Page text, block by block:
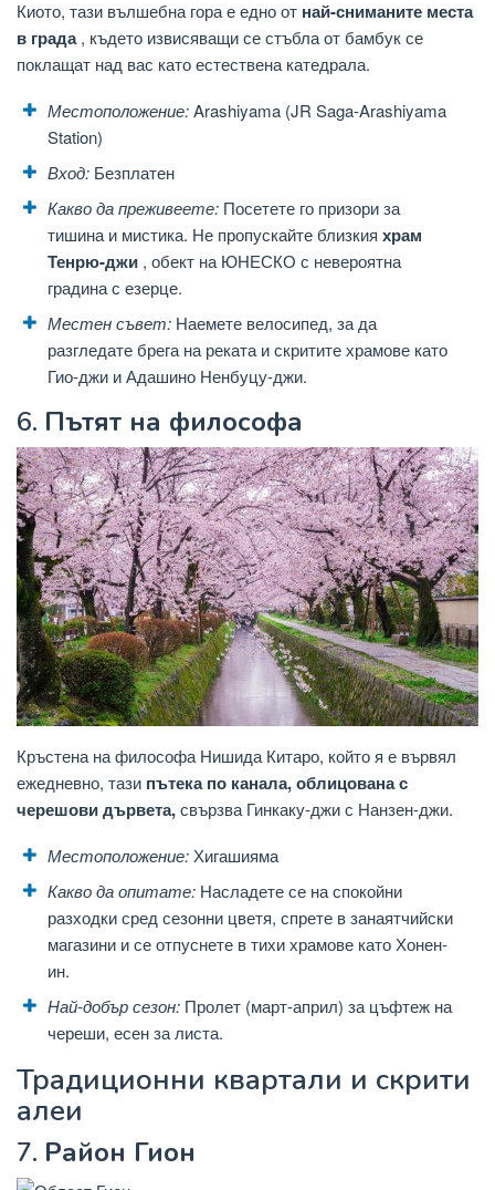
Киото, тази вълшебна гора е едно от най-сниманите места
в града, където извисяващи се стъбла от бамбук се
поклащат над вас като естествена катедрала.
Местоположение:Arashiyama (JR Saga-Arashiyama
Station)
Вход: Безплатен
Какво да преживеете: Посетете го призори за
тишина и мистика. Не пропускайте близкия храм
Тенрю-джи , обект на ЮНЕСКО с невероятна
градина с езерце.
Местен съвет: Наемете велосипед, за да
разгледате брега на реката и скритите храмове като
Гио-джи и Адашино Ненбуцу-джи.
6. Пътят на философа
Кръстена на философа Нишида Китаро, който я е вървял
ежедневно, тази пътека по канала, облицована с
черешови дървета,свързва Гинкаку-джи с Нанзен-джи.
Местоположение:Хигашияма
Какво да опитате: Насладете се на спокойни
разходки сред сезонни цветя, спрете в занаятчийски
магазини и се отпуснете в тихи храмове като Хонен-
ин.
Най-добър сезон: Пролет (март-април) за цъфтеж на
череши, есен за листа.
Традиционни квартали и скрити
алеи
7. Район Гион